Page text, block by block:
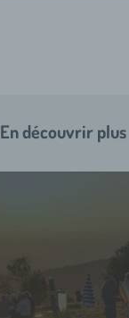
En découvrir plus